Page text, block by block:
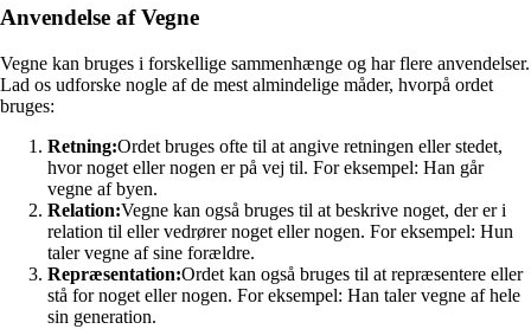
Anvendelse af Vegne
Vegne kan bruges i forskellige sammenhænge og har flere anvendelser.
Lad os udforske nogle af de mest almindelige måder, hvorpå ordet
bruges:
Retning:Ordet bruges ofte til at angive retningen eller stedet,
hvor noget eller nogen er på vej til. For eksempel: Han går
vegne af byen.
Relation:Vegne kan også bruges til at beskrive noget, der er i
relation til eller vedrører noget eller nogen. For eksempel: Hun
taler vegne af sine forældre.
Repræsentation:Ordet kan også bruges til at repræsentere eller
stå for noget eller nogen. For eksempel: Han taler vegne af hele
sin generation.